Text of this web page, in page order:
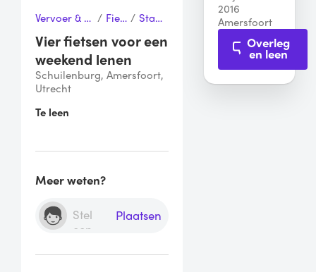
Vervoer & Transport / Fietsen / Stadsfiets
Vier fietsen voor een
weekend lenen
Schuilenburg, Amersfoort,
Utrecht
Te leen
Meer weten?
Plaatsen
2016
Amersfoort
Overleg
en leen